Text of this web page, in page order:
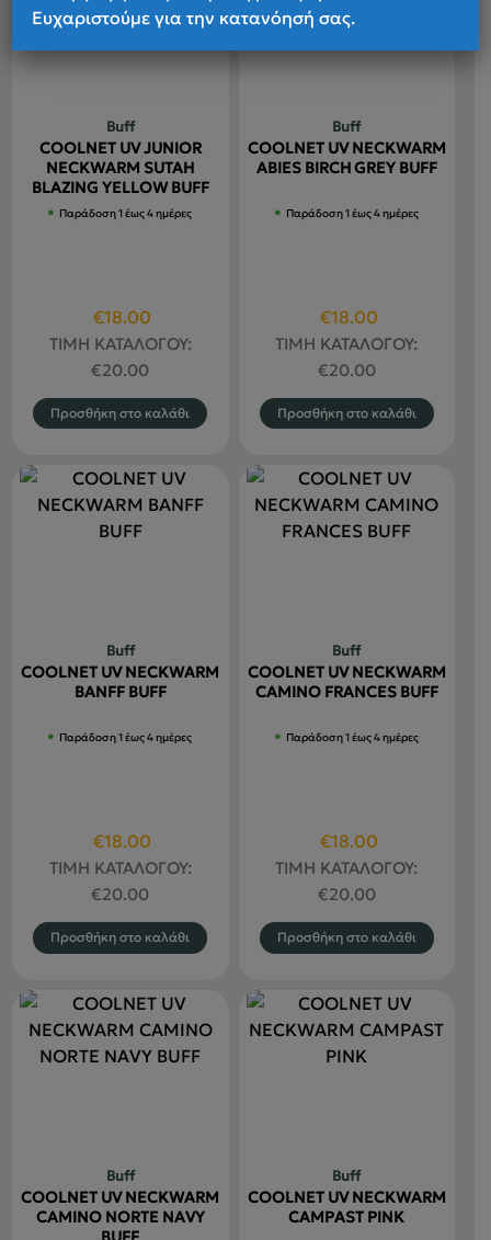
επιλογές
μπορούν
σελίδα
του
προϊόντος
Buff
COOLNET UV JUNIOR
NECKWARM SUTAH
BLAZING YELLOW BUFF
Παράδοση 1 έως 4 ημέρες
Original
price
was:
€20.00.
€18.00
τρέχουσα
είναι:
€18.00.
ΤΙΜΗ ΚΑΤΑΛΟΓΟΥ:
€20.00
Προσθήκη στο καλάθι
Buff
COOLNET UV NECKWARM
ABIES BIRCH GREY BUFF
Παράδοση 1 έως 4 ημέρες
Original
price
was:
€20.00.
€18.00Η
τρέχουσα
είναι:
€18.00.
ΤΙΜΗ ΚΑΤΑΛΟΓΟΥ:
€20.00
Προσθήκη στο καλάθι
Buff
COOLNET UV NECKWARM
BANFF BUFF
Παράδοση 1 έως 4 ημέρες
Original
price
was:
€20.00.
€18.00
τρέχουσα
είναι:
€18.00.
ΤΙΜΗ ΚΑΤΑΛΟΓΟΥ:
€20.00
Προσθήκη στο καλάθι
Buff
COOLNET UV NECKWARM
CAMINO FRANCES BUFF
Παράδοση 1 έως 4 ημέρες
Original
price
was:
€20.00.
€18.00Η
τρέχουσα
είναι:
€18.00.
ΤΙΜΗ ΚΑΤΑΛΟΓΟΥ:
€20.00
Προσθήκη στο καλάθι
Buff
COOLNET UV NECKWARM
CAMINO NORTE NAVY
Buff
COOLNET UV NECKWARM
CAMPAST PINK
Ευχαριστούμε για την κατανόησή σας.